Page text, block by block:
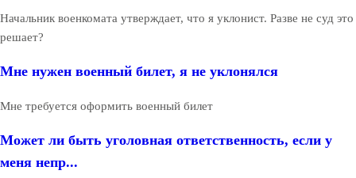
Начальник военкомата утверждает, что я уклонист. Разве не суд это
решает?
Мне нужен военный билет, я не уклонялся
Мне требуется оформить военный билет
Может ли быть уголовная ответственность, если у
меня непр...